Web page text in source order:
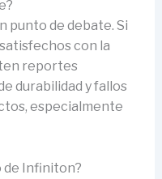
punto de debate. Si
con la
reportes
durabilidad y fallos
especialmente
de Infiniton?